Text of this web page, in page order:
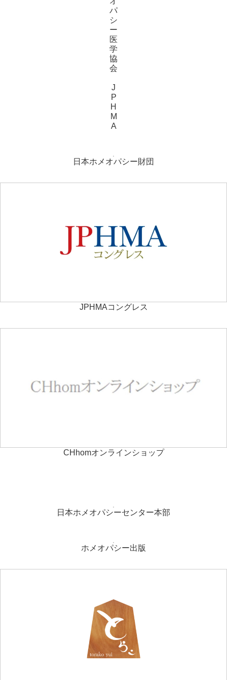
パ
シ
ー
医
学
協
会
J
P
H
M
A
日本ホメオパシー財団
JPHMAコングレス
CHhomオンラインショップ
日本ホメオパシーセンター本部
ホメオパシー出版